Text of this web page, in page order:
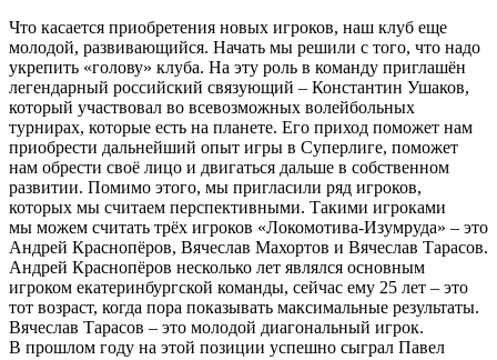
Что касается приобретения новых игроков, наш клуб еще
молодой, развивающийся. Начать мы решили с того, что надо
укрепить «голову» клуба. На эту роль в команду приглашён
легендарный российский связующий – Константин Ушаков,
который участвовал во всевозможных волейбольных
турнирах, которые есть на планете. Его приход поможет нам
приобрести дальнейший опыт игры в Суперлиге, поможет
нам обрести своё лицо и двигаться дальше в собственном
развитии. Помимо этого, мы пригласили ряд игроков,
которых мы считаем перспективными. Такими игроками
мы можем считать трёх игроков «Локомотива-Изумруда» – это
Андрей Краснопёров, Вячеслав Махортов и Вячеслав Тарасов.
Андрей Краснопёров несколько лет являлся основным
игроком екатеринбургской команды, сейчас ему 25 лет – это
тот возраст, когда пора показывать максимальные результаты.
Вячеслав Тарасов – это молодой диагональный игрок.
В прошлом году на этой позиции успешно сыграл Павел